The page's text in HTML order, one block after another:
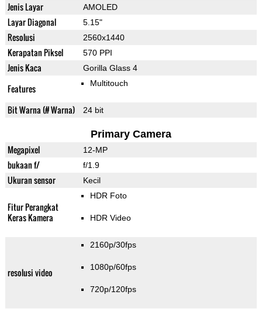
Jenis Layar AMOLED
Layar Diagonal 5.15"
Resolusi 2560x1440
Kerapatan Piksel 570 PPI
Jenis Kaca Gorilla Glass 4
Features Multitouch
Bit Warna (# Warna) 24 bit
Primary Camera
Megapixel 12-MP
bukaan f/ f/1.9
Ukuran sensor Kecil
Fitur Perangkat
Keras Kamera
HDR Foto
HDR Video
resolusi video
2160p/30fps
1080p/60fps
720p/120fps